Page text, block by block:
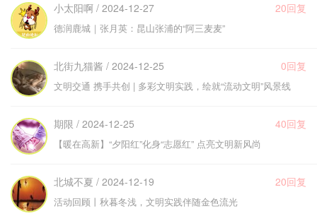
小太阳啊 / 2024-12-27 20回复
德润鹿城｜张月英：昆山张浦的“阿三麦麦”
北街九猫酱 / 2024-12-25 0回复
文明交通 携手共创 | 多彩文明实践，绘就“流动文明”风景线
期限 / 2024-12-25 40回复
【暖在高新】“夕阳红”化身“志愿红” 点亮文明新风尚
北城不夏 / 2024-12-19 20回复
活动回顾丨秋暮冬浅，文明实践伴随金色流光